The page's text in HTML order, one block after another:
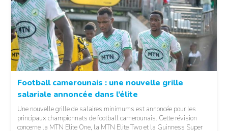
Football camerounais : une nouvelle grille
salariale annoncée dans l’élite
Une nouvelle grille de salaires minimums est annoncée pour les
principaux championnats de football camerounais. Cette révision
concerne la MTN Elite One, la MTN Elite Two et la Guinness Super